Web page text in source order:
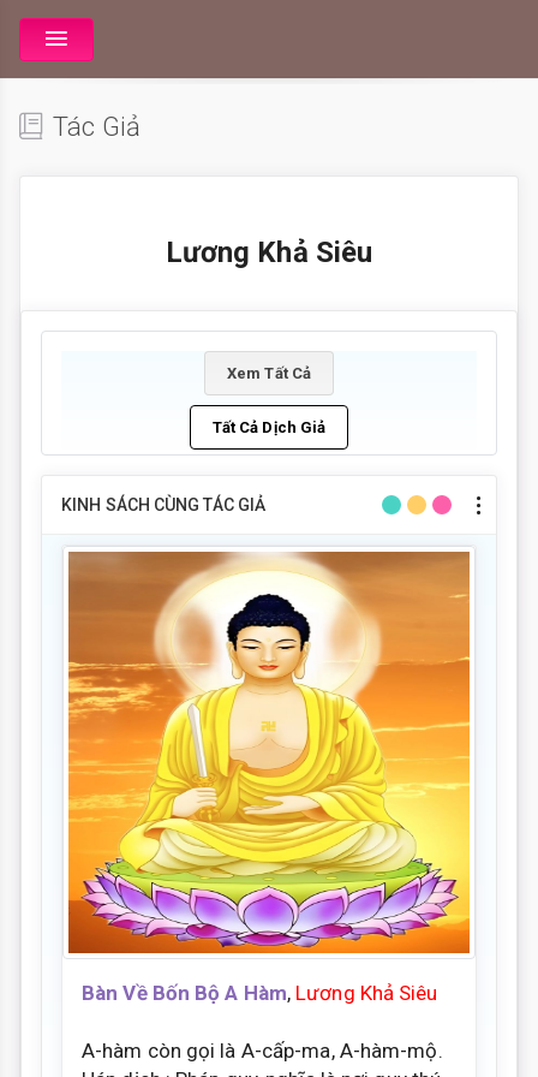
Tác Giả
Lương Khả Siêu
Xem Tất Cả
Tất Cả Dịch Giả
KINH SÁCH CÙNG TÁC GIẢ
Bàn Về Bốn Bộ A Hàm, Lương Khả Siêu
A-hàm còn gọi là A-cấp-ma, A-hàm-mộ.